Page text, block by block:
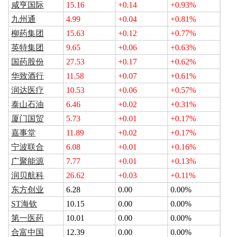
咸亨国际
15.16 +0.14
+0.93%
九州通
4.99 +0.04
+0.81%
柳药集团
15.63 +0.12
+0.77%
英特集团
9.65 +0.06
+0.63%
国药股份
27.53 +0.17
+0.62%
华致酒行
11.58 +0.07
+0.61%
润达医疗
10.53 +0.06
+0.57%
泰山石油
6.46 +0.02
+0.31%
厦门国贸
5.73 +0.01
+0.17%
嘉事堂
11.89 +0.02
+0.17%
宁波联合
6.08 +0.01
+0.16%
广聚能源
7.77 +0.01
+0.13%
润贝航科
26.62 +0.03
+0.11%
东方创业
6.28 0.00
0.00%
ST海钦
10.15 0.00
0.00%
第一医药
10.01 0.00
0.00%
合富中国
12.39 0.00
0.00%